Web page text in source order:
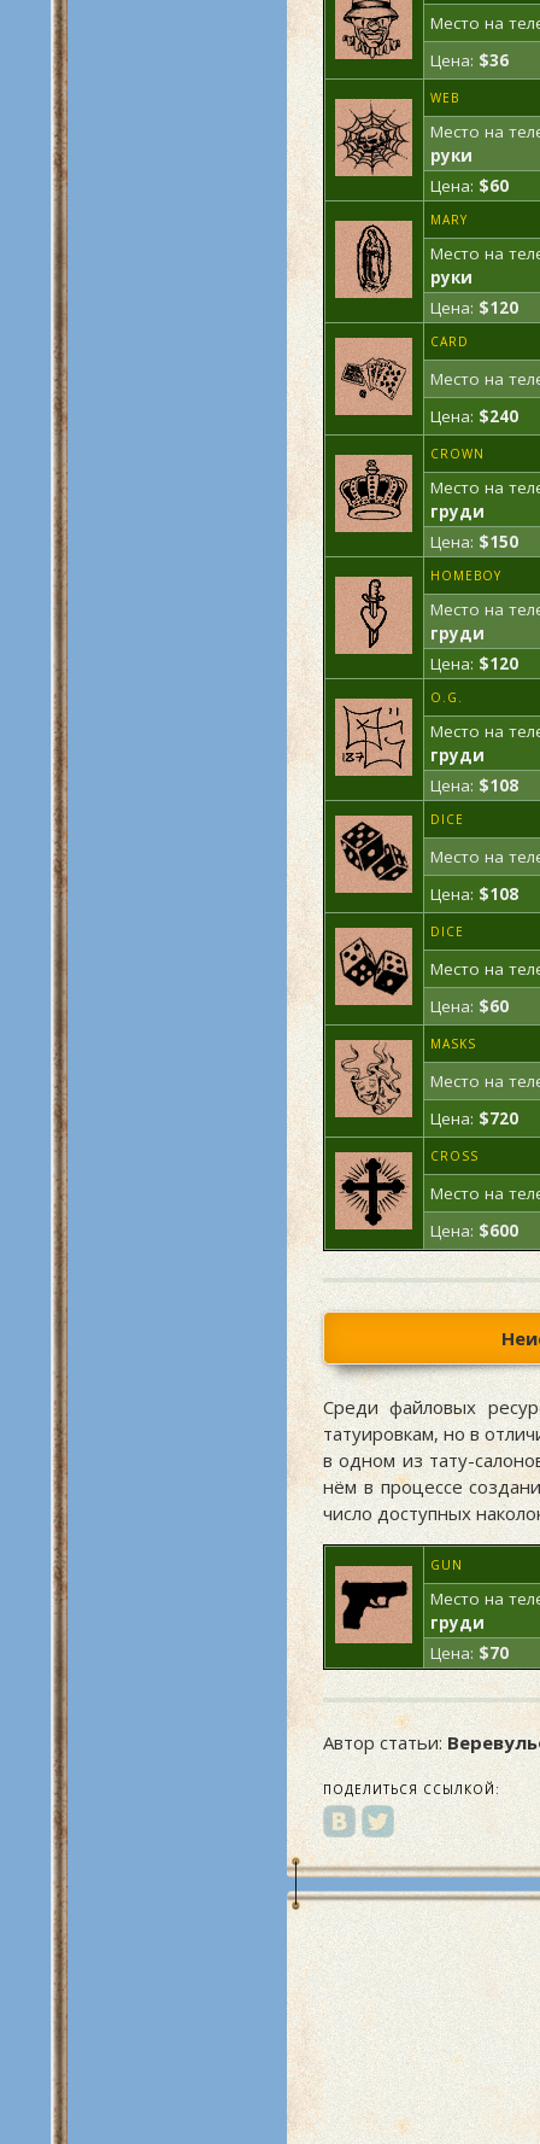
Место на
Цена: $36
WEB
Место на
руки
Цена: $60
MARY
Место на
руки
Цена: $120
CARD
Место на
Цена: $240
CROWN
Место на
груди
Цена: $150
HOMEBOY
Место на
груди
Цена: $120
O.G.
Место на
груди
Цена: $108
DICE
Место на
Цена: $108
DICE
Место на
Цена: $60
MASKS
Место на
Цена: $720
CROSS
Место на
Цена: $600
Среди файловых
татуировкам, но в
в одном из тату-
нём в процессе
число доступных
GUN
Место на
груди
Цена: $70
Автор статьи:
ПОДЕЛИТЬСЯ ССЫЛКОЙ: